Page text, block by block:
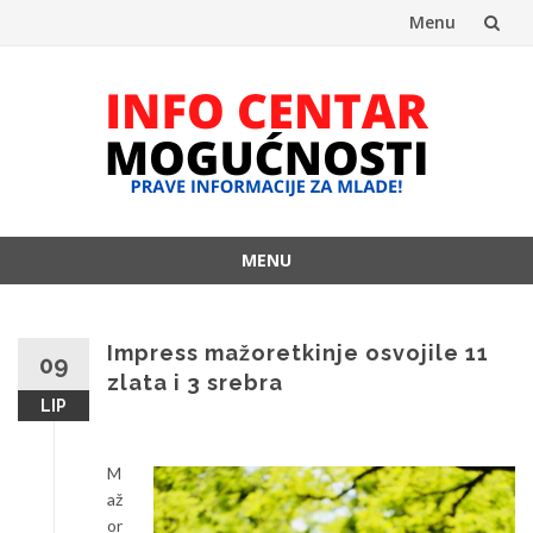
Menu
MENU
09
LIP
Impress mažoretkinje osvojile 11
zlata i 3 srebra
M
až
or